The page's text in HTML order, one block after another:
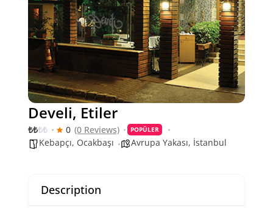
Develi, Etiler
₺₺₺₺ 0 (0 Reviews) POPÜLER
Kebapçı, Ocakbaşı Avrupa Yakası, İstanbul
Description